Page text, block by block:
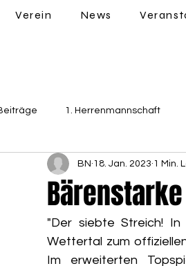
Verein News
1. Herrenmannschaft
Allgemein 2.
BN 18. Jan. 2023 1 Min.
"Der siebte Streich! In
Wettertal zum
Im erweiterten